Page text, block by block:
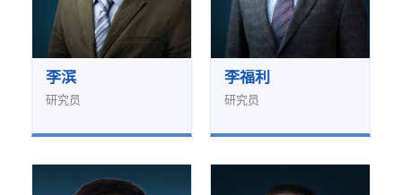
李滨
研究员
李福利
研究员